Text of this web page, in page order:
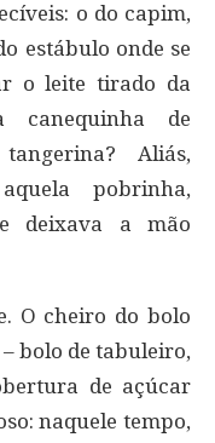
o do capim,
estábulo onde se
o leite tirado da
canequinha de
Aliás,
pobrinha,
deixava a mão
O cheiro do bolo
bolo de tabuleiro,
de açúcar
naquele tempo,